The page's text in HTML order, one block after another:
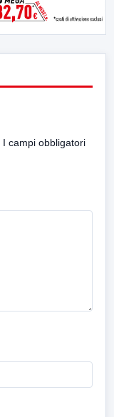
I campi obbligatori